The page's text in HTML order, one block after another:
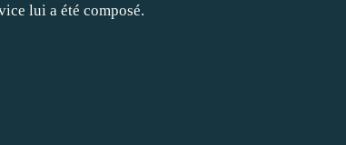
lui a été composé.